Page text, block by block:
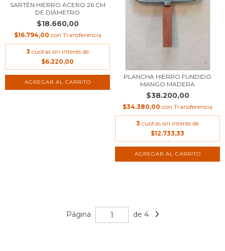
SARTÉN HIERRO ACERO 26 CM
DE DIÁMETRO
$18.660,00
$16.794,00 con Transferencia
3 cuotas sin interés de
$6.220,00
PLANCHA HIERRO FUNDIDO
MANGO MADERA
$38.200,00
$34.380,00 con Transferencia
3 cuotas sin interés de
$12.733,33
Página de 4